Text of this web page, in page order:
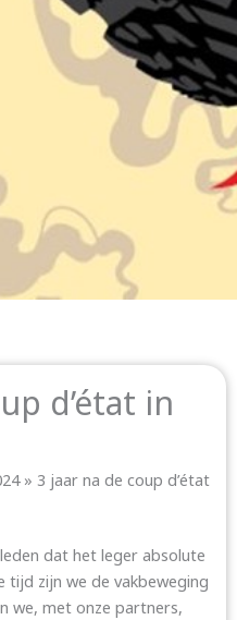
d’état in
» 3 jaar na de coup d’état
dat het leger absolute
tijd zijn we de vakbeweging
we, met onze partners,